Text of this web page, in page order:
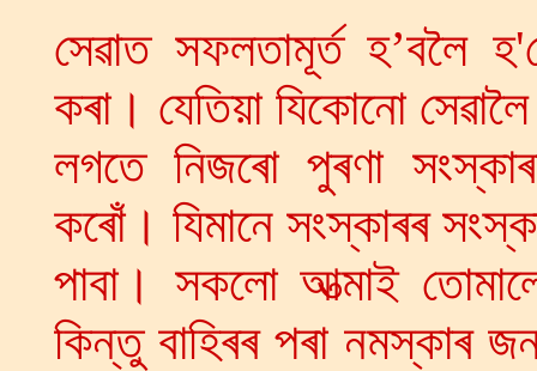
সেৱাত সফলতামূৰ্ত হ’বলৈ
কৰা। যেতিয়া যিকোনো
লগতে নিজৰো পুৰণা
কৰোঁ। যিমানে সংস্কাৰৰ
পাবা। সকলো আত্মাই
কিন্তু বাহিৰৰ পৰা নমস্কাৰ